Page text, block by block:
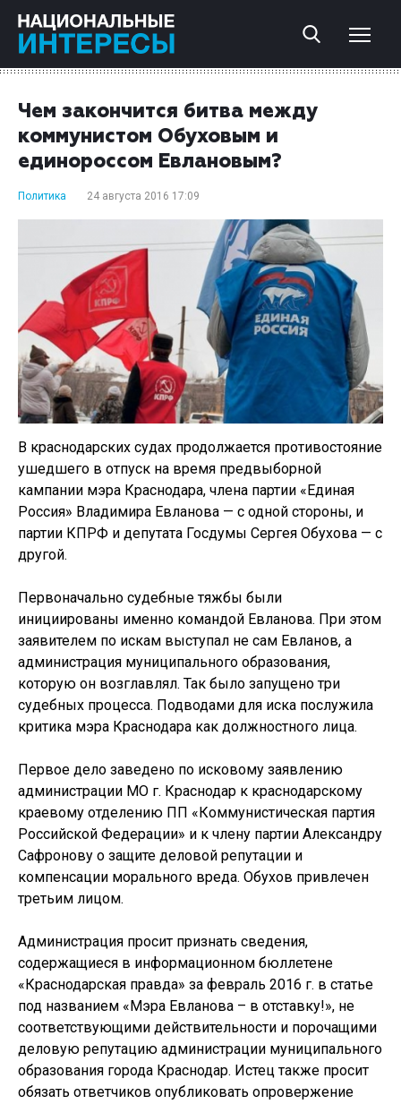
Чем закончится битва между
коммунистом Обуховым и
единороссом Евлановым?
Политика 24 августа 2016 17:09
В краснодарских судах продолжается противостояние
ушедшего в отпуск на время предвыборной
кампании мэра Краснодара, члена партии «Единая
Россия» Владимира Евланова — с одной стороны, и
партии КПРФ и депутата Госдумы Сергея Обухова — с
другой.
Первоначально судебные тяжбы были
инициированы именно командой Евланова. При этом
заявителем по искам выступал не сам Евланов, а
администрация муниципального образования,
которую он возглавлял. Так было запущено три
судебных процесса. Подводами для иска послужила
критика мэра Краснодара как должностного лица.
Первое дело заведено по исковому заявлению
администрации МО г. Краснодар к краснодарскому
краевому отделению ПП «Коммунистическая партия
Российской Федерации» и к члену партии Александру
Сафронову о защите деловой репутации и
компенсации морального вреда. Обухов привлечен
третьим лицом.
Администрация просит признать сведения,
содержащиеся в информационном бюллетене
«Краснодарская правда» за февраль 2016 г. в статье
под названием «Мэра Евланова – в отставку!», не
соответствующими действительности и порочащими
деловую репутацию администрации муниципального
образования города Краснодар. Истец также просит
обязать ответчиков опубликовать опровержение